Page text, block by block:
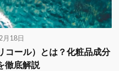
月18日
コール）とは？化粧品成分
徹底解説